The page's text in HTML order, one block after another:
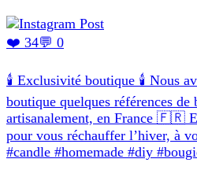
❤️ 34💬 0
🕯️ Exclusivité boutique 🕯️ Nous
boutique quelques références de
artisanalement, en France 🇫🇷
pour vous réchauffer l’hiver, à
#candle #homemade #diy